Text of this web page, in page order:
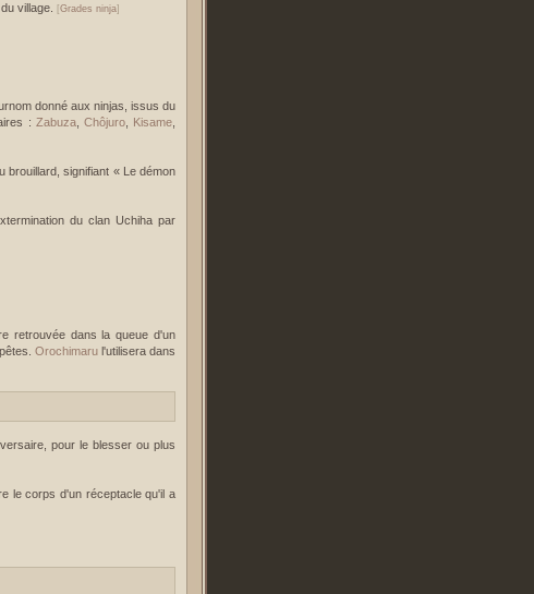
village.
Grades ninja]
donné aux ninjas, issus du
: Zabuza, Chôjuro, Kisame
brouillard, signifiant « Le démon
du clan Uchiha par
retrouvée dans la queue d'un
Orochimaru l'utilisera dans
pour le blesser ou plus
le corps d'un réceptacle qu'il a